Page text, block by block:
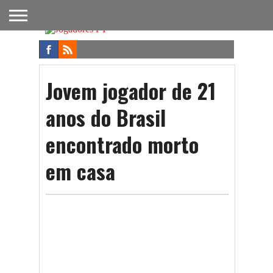
FUTEBOL
NACIONAL
FUTEBOL
INTERNACIONAL
NOTÍCIAS
ONDE
ASSISTIR
FUTEBOL
NA TV
APOSTAS
Jovem jogador de 21
anos do Brasil
encontrado morto
em casa